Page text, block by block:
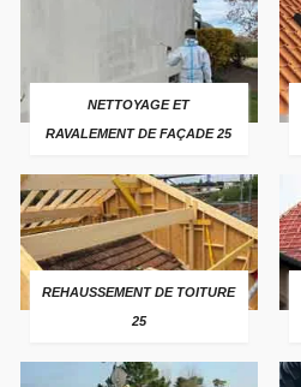
NETTOYAGE ET
RAVALEMENT DE FAÇADE 25
REHAUSSEMENT DE TOITURE
25